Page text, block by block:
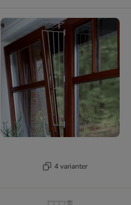
4 varianter